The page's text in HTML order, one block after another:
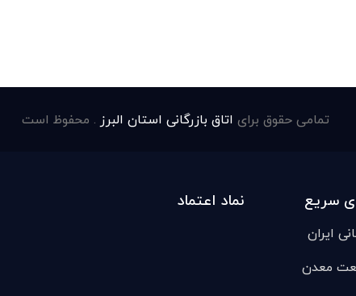
تمامی حقوق برای اتاق بازرگانی استان البرز . محفوظ است
سریع
ایران
معدن
نماد اعتماد